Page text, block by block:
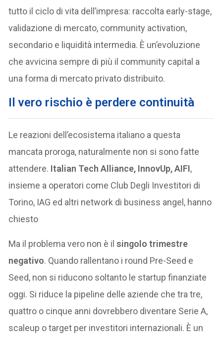
tutto il ciclo di vita dell’impresa: raccolta early-stage,
validazione di mercato, community activation,
secondario e liquidità intermedia. È un’evoluzione
che avvicina sempre di più il community capital a
una forma di mercato privato distribuito.
Il vero rischio è perdere continuità
Le reazioni dell’ecosistema italiano a questa
mancata proroga, naturalmente non si sono fatte
attendere. Italian Tech Alliance, InnovUp, AIFI,
insieme a operatori come Club Degli Investitori di
Torino, IAG ed altri network di business angel, hanno
chiesto
Ma il problema vero non è ilsingolo trimestre
negativo. Quando rallentano i round Pre-Seed e
Seed, non si riducono soltanto le startup finanziate
oggi. Si riduce la pipeline delle aziende che tra tre,
quattro o cinque anni dovrebbero diventare Serie A,
scaleup o target per investitori internazionali. È un